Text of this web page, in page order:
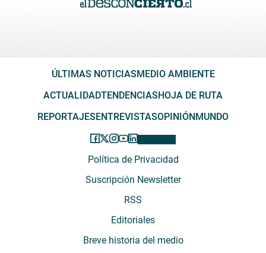
ÚLTIMAS NOTICIASMEDIO AMBIENTE
ACTUALIDADTENDENCIASHOJA DE RUTA
REPORTAJESENTREVISTASOPINIÓNMUNDO
Política de Privacidad
Suscripción Newsletter
RSS
Editoriales
Breve historia del medio